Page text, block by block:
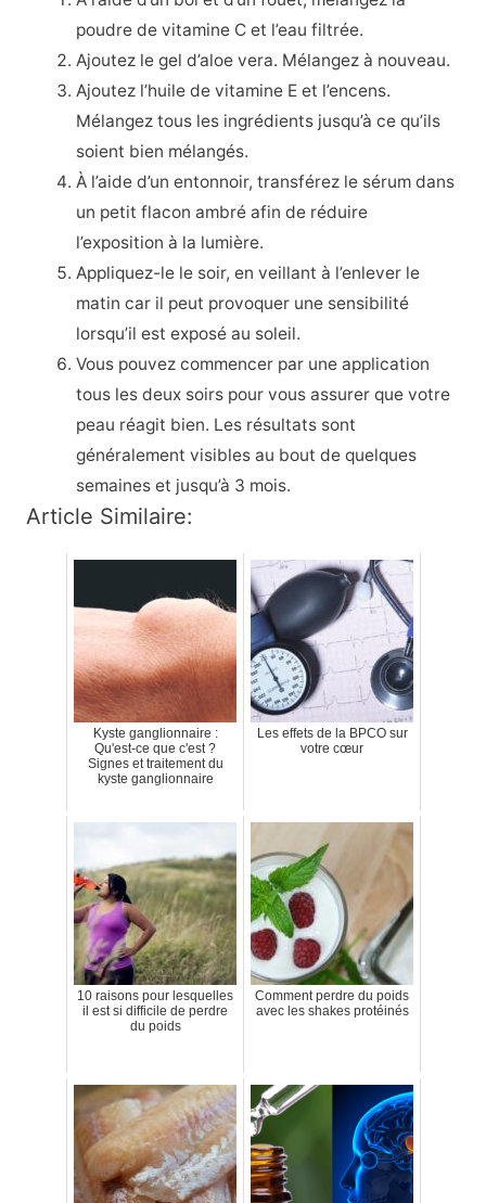
poudre de vitamine C et l’eau filtrée.
Ajoutez le gel d’aloe vera. Mélangez à nouveau.
Ajoutez l’huile de vitamine E et l’encens.
Mélangez tous les ingrédients jusqu’à ce qu’ils
soient bien mélangés.
À l’aide d’un entonnoir, transférez le sérum dans
un petit flacon ambré afin de réduire
l’exposition à la lumière.
Appliquez-le le soir, en veillant à l’enlever le
matin car il peut provoquer une sensibilité
lorsqu’il est exposé au soleil.
Vous pouvez commencer par une application
tous les deux soirs pour vous assurer que votre
peau réagit bien. Les résultats sont
généralement visibles au bout de quelques
semaines et jusqu’à 3 mois.
Article Similaire:
Kyste ganglionnaire :
Qu'est-ce que c'est ?
Signes et traitement du
kyste ganglionnaire
Les effets de la BPCO sur
votre cœur
10 raisons pour lesquelles
il est si difficile de perdre
du poids
Comment perdre du poids
avec les shakes protéinés